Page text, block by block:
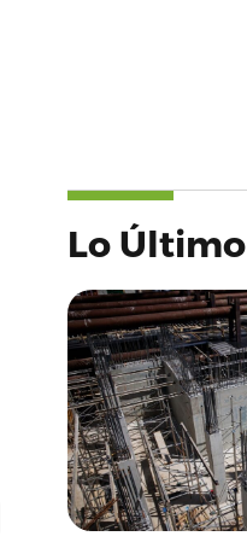
Lo Último